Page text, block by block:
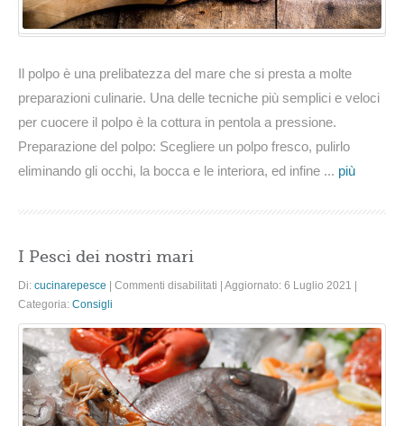
Il polpo è una prelibatezza del mare che si presta a molte
preparazioni culinarie. Una delle tecniche più semplici e veloci
per cuocere il polpo è la cottura in pentola a pressione.
Preparazione del polpo: Scegliere un polpo fresco, pulirlo
eliminando gli occhi, la bocca e le interiora, ed infine ... più
I Pesci dei nostri mari
Di: cucinarepesce | Commenti disabilitati su
Pesci
dei
nostri
mari
| Aggiornato: 6 Luglio 2021 |
Categoria: Consigli